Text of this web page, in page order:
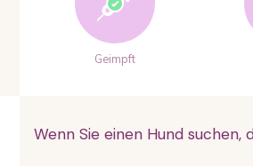
Geimpft
Wenn Sie einen Hund suchen,